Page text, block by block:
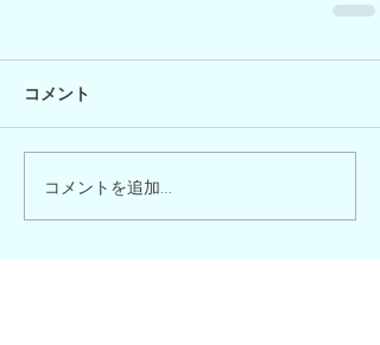
コメント
コメントを追加…